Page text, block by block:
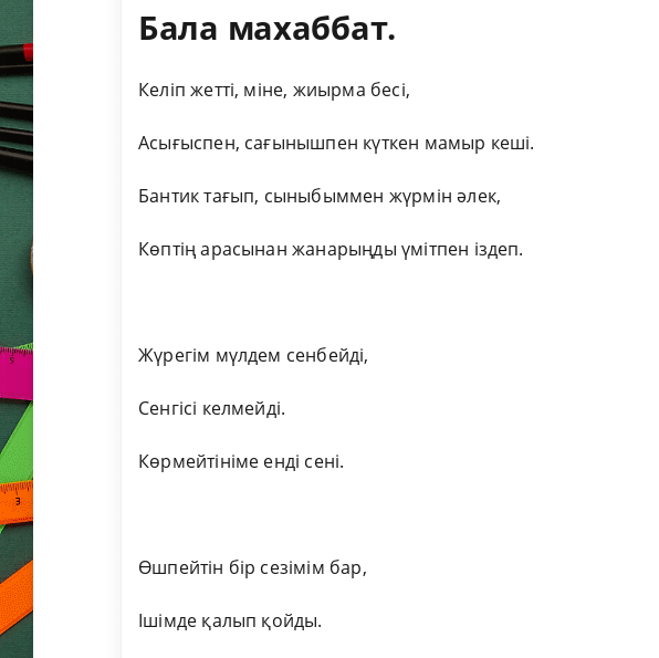
Бала махаббат.
Келіп жетті, міне, жиырма бесі,
Асығыспен, сағынышпен күткен мамыр кеші.
Бантик тағып, сыныбыммен жүрмін әлек,
Көптің арасынан жанарыңды үмітпен іздеп.
Жүрегім мүлдем сенбейді,
Сенгісі келмейді.
Көрмейтініме енді сені.
Өшпейтін бір сезімім бар,
Ішімде қалып қойды.